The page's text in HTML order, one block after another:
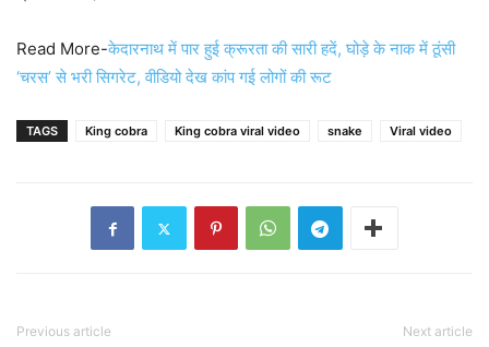
Read More-केदारनाथ में पार हुई क्रूरता की सारी हदें, घोड़े के नाक में ठूंसी
‘चरस’ से भरी सिगरेट, वीडियो देख कांप गई लोगों की रूट
TAGS King cobra King cobra viral video snake Viral video
Previous article Next article